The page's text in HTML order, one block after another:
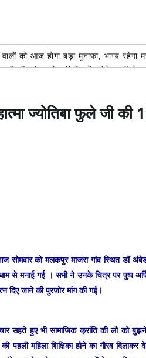
को आज होगा बड़ा मुनाफा, भाग्य
की कांवड़ सेवा शिविर में पहुंचे एसपी
के तत्वावधान में आवास विकास स्थित
प्रदर्शन का नहीं: स्वामी अच्युतानंद तीर्थ
ज्योतिबा फुले जी की
सोमवार को मलकपुर माजरा गांव स्थित डॉ
से मनाई गई । सभी ने उनके चित्र पर पुष्प
दिए जाने की पुरजोर मांग की गई।
सहते हुए भी सामाजिक क्रांति की लौ को
पहली महिला शिक्षिका होने का गौरव